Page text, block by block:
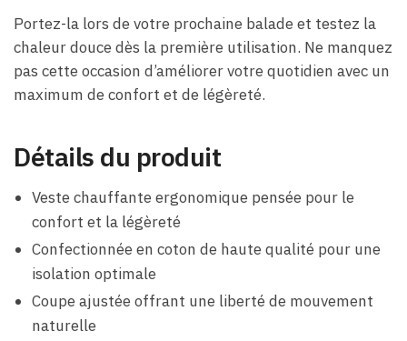
Portez-la lors de votre prochaine balade et testez la
chaleur douce dès la première utilisation. Ne manquez
pas cette occasion d’améliorer votre quotidien avec un
maximum de confort et de légèreté.
Détails du produit
Veste chauffante ergonomique pensée pour le
confort et la légèreté
Confectionnée en coton de haute qualité pour une
isolation optimale
Coupe ajustée offrant une liberté de mouvement
naturelle